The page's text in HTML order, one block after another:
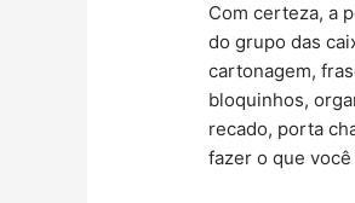
Com certeza, a
do grupo das
cartonagem,
bloquinhos,
recado, porta
fazer o que você